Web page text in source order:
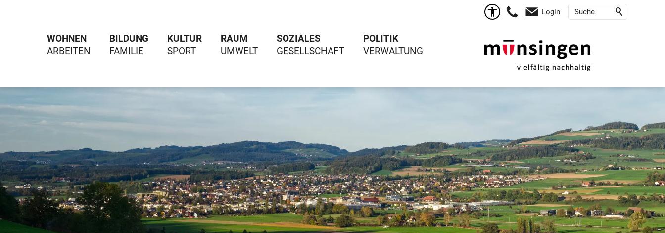
WOHNEN BILDUNG KULTUR RAUM SOZIALES POLITIK
Login